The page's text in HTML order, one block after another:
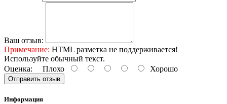
Ваш отзыв:
Примечание: HTML разметка не поддерживается!
Используйте обычный текст.
Оценка: Плохо Хорошо
Отправить отзыв
Информация